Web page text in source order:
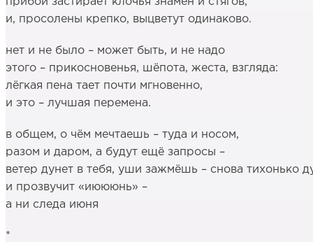
и, просолены крепко, выцветут одинаково.
нет и не было – может быть, и не надо
этого – прикосновенья, шёпота, жеста, взгляда:
лёгкая пена тает почти мгновенно,
и это – лучшая перемена.
в общем, о чём мечтаешь – туда и носом,
разом и даром, а будут ещё запросы –
ветер дунет в тебя, уши зажмёшь – снова тихонько
и прозвучит «июююнь» –
а ни следа июня
*